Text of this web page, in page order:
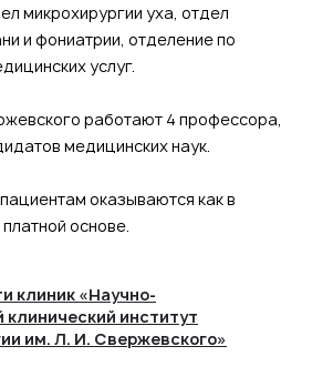
микрохирургии уха, отдел
и фониатрии, отделение по
услуг.
работают 4 профессора,
медицинских наук.
оказываются как в
основе.
клиник «Научно-
институт
им. Л. И. Свержевского»